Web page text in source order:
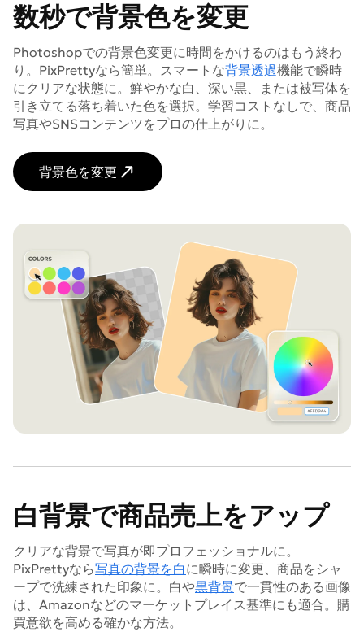
数秒で背景色を変更
Photoshopでの背景色変更に時間をかけるのはもう終わ
り。PixPrettyなら簡単。スマートな背景透過機能で瞬時
にクリアな状態に。鮮やかな白、深い黒、または被写体を
引き立てる落ち着いた色を選択。学習コストなしで、商品
写真やSNSコンテンツをプロの仕上がりに。
背景色を変更
白背景で商品売上をアップ
クリアな背景で写真が即プロフェッショナルに。
PixPrettyなら写真の背景を白に瞬時に変更、商品をシャ
ープで洗練された印象に。白や黒背景で一貫性のある画像
は、Amazonなどのマーケットプレイス基準にも適合。購
買意欲を高める確かな方法。